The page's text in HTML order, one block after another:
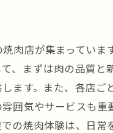
焼肉革命の
黒川駅で体験
黒毛和牛の健
次世代の焼肉
肉店が集まってい
、まずは肉の品質
ます。また、各店
囲気やサービスも
の焼肉体験は、日常